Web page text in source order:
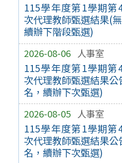
115學年度第1學期第
次代理教師甄選結果(
續辦下階段甄選)
2026-08-06 人事室
115學年度第1學期第
次代理教師甄選結果公
名，續辦下次甄選)
2026-08-05 人事室
115學年度第1學期第
次代理教師甄選結果公
名，續辦下次甄選)